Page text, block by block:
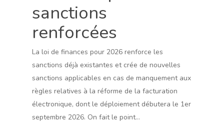
sanctions
renforcées
La loi de finances pour 2026 renforce les
sanctions déjà existantes et crée de nouvelles
sanctions applicables en cas de manquement aux
règles relatives à la réforme de la facturation
électronique, dont le déploiement débutera le 1er
septembre 2026. On fait le point…